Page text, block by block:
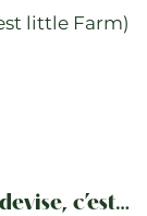
little Farm)
c’est…